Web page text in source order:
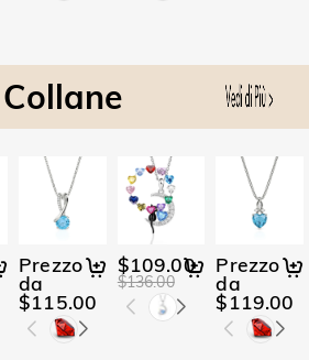
Collane
Prezzo
da
$115.00
$109.00
$136.00
Prezzo
da
$119.00